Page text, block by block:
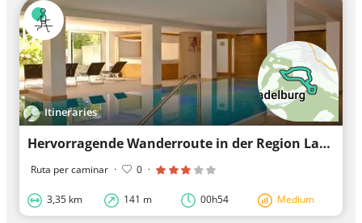
Itineraries
Hervorragende Wanderroute in der Region Lauchringen
Ruta per caminar · 0 ·
3,35 km 141 m 00h54 Medium